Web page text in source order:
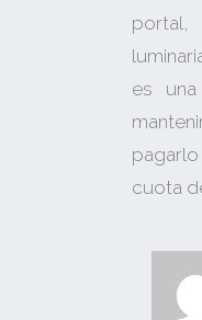
es
cuota